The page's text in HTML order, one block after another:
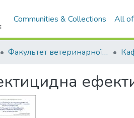
Communities & Collections All
Факультет ветеринарної медицини